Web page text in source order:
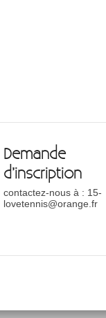
Demande
d’inscription
contactez-nous à : 15-
lovetennis@orange.fr